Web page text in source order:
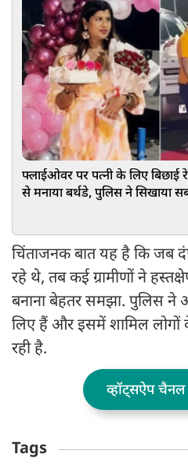
फ्लाईओवर पर पत्नी के लिए बिछाई
से मनाया बर्थडे, पुलिस ने सिखाया
चिंताजनक बात यह है कि जब
रहे थे, तब कई ग्रामीणों ने
बनाना बेहतर समझा. पुलिस ने
लिए हैं और इसमें शामिल लोगों
रही है.
व्हॉट्सऐप
Tags